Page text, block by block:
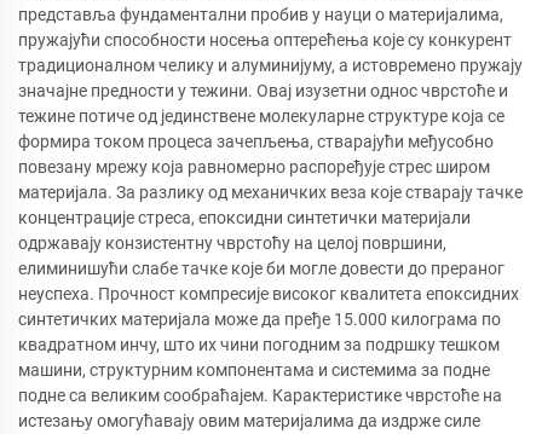
представља фундаментални пробив у науци о материјалима,
пружајући способности носења оптерећења које су конкурент
традиционалном челику и алуминијуму, а истовремено пружају
значајне предности у тежини. Овај изузетни однос чврстоће и
тежине потиче од јединствене молекуларне структуре која се
формира током процеса зачепљења, стварајући међусобно
повезану мрежу која равномерно распоређује стрес широм
материјала. За разлику од механичких веза које стварају тачке
концентрације стреса, епоксидни синтетички материјали
одржавају конзистентну чврстоћу на целој површини,
елиминишући слабе тачке које би могле довести до прераног
неуспеха. Прочност компресије високог квалитета епоксидних
синтетичких материјала може да пређе 15.000 килограма по
квадратном инчу, што их чини погодним за подршку тешком
машини, структурним компонентама и системима за подне
подне са великим сообраћајем. Карактеристике чврстоће на
истезању омогућавају овим материјалима да издрже силе